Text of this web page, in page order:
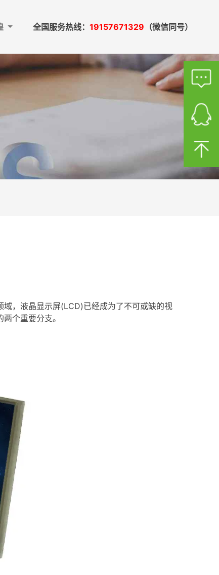
全国服务热线： 19157671329 （微信同号）
， 液晶显示屏(LCD)已经成为了不可或缺的视
个重要分支。